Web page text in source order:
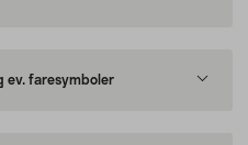
ev. faresymboler